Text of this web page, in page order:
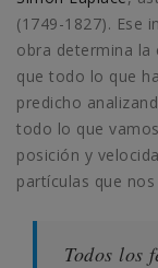
(1749-1827). Ese
obra determina la
que todo lo que
predicho
todo lo que
posición y
partículas que
Todos los